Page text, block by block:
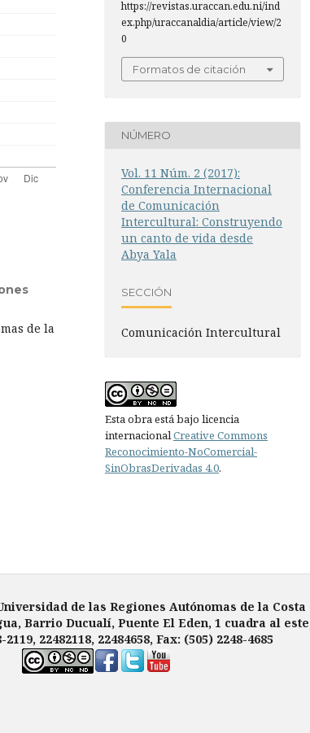
de la
https://revistas.uraccan.edu.ni/ind
ex.php/uraccanaldia/article/view/2
0
Formatos de citación
NÚMERO
Vol. 11 Núm. 2 (2017):
Conferencia Internacional
de Comunicación
Intercultural: Construyendo
un canto de vida desde
Abya Yala
SECCIÓN
Comunicación Intercultural
Esta obra está bajo licencia
internacionalCreative Commons
Reconocimiento-NoComercial-
SinObrasDerivadas 4.0.
de las Regiones Autónomas de la
Barrio Ducualí, Puente El Eden, 1 cuadra al
22482118, 22484658, Fax: (505) 2248-4685